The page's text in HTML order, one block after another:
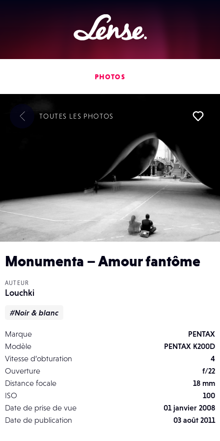
Lense
PHOTOS
Monumenta – Amour fantôme
AUTEUR
Louchki
#Noir & blanc
Marque
PENTAX
Modèle
PENTAX K200D
Vitesse d’obturation
4
Ouverture
f/22
Distance focale
18 mm
ISO
100
Date de prise de vue
01 janvier 2008
Date de publication
03 août 2011
TOUTES LES PHOTOS